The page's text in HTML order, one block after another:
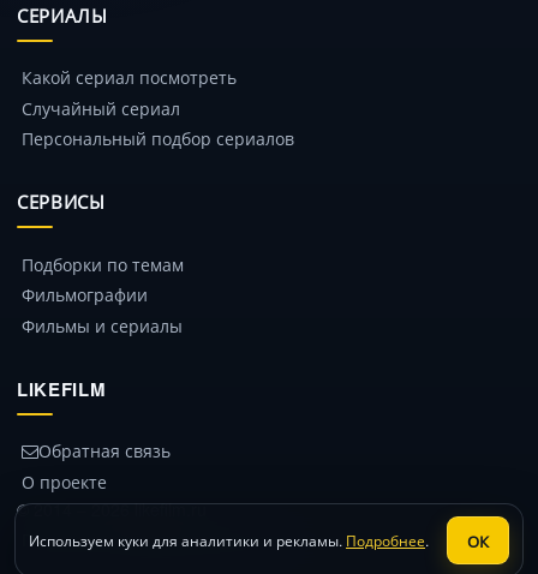
СЕРИАЛЫ
Какой сериал посмотреть
Случайный сериал
Персональный подбор сериалов
СЕРВИСЫ
Подборки по темам
Фильмографии
Фильмы и сериалы
LIKEFILM
Обратная связь
О проекте
© 2014 – 2026 likefilm.ru
Политика конфиденциальности
Используем куки для аналитики и рекламы. Подробнее. ОК